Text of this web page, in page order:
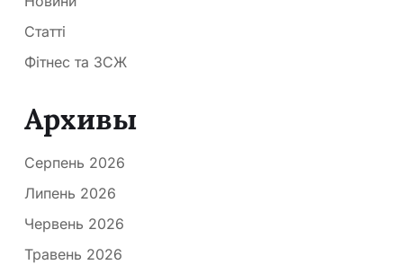
Статті
Фітнес та ЗСЖ
Архивы
Серпень 2026
Липень 2026
Червень 2026
Травень 2026